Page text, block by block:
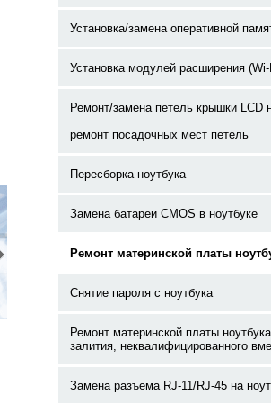
Установка/замена оперативной
Установка модулей расширения
Ремонт/замена петель крышки LCD
ремонт посадочных мест петель
Пересборка ноутбука
Замена батареи CMOS в ноутбуке
Ремонт материнской платы
Снятие пароля с ноутбука
Ремонт материнской платы
залития, неквалифицированного
Замена разъема RJ-11/RJ-45 на